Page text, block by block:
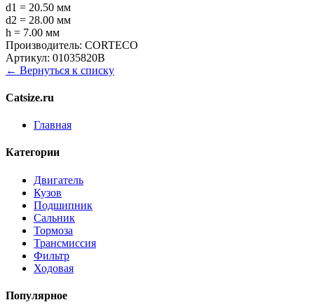
d1 = 20.50 мм
d2 = 28.00 мм
h = 7.00 мм
Производитель: CORTECO
Артикул: 01035820B
← Вернуться к списку
Catsize.ru
Главная
Категории
Двигатель
Кузов
Подшипник
Сальник
Тормоза
Трансмиссия
Фильтр
Ходовая
Популярное